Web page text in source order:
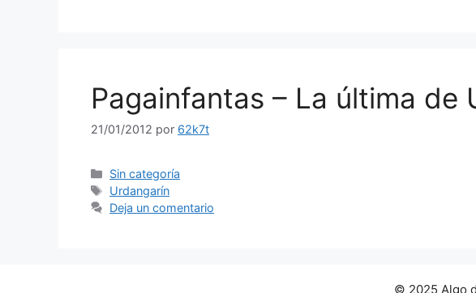
Pagainfantas – La última de
21/01/2012 por 62k7t
Categorías
Sin categoría
Etiquetas
Urdangarín
Deja un comentario
© 2025 Algo